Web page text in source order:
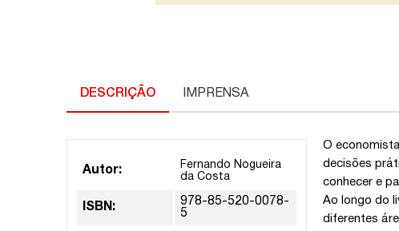
DESCRIÇÃO IMPRENSA
Autor:
Fernando Nogueira
da Costa
ISBN:
978-85-520-0078-
5
O
decisões
conhecer e
Ao longo do
diferentes